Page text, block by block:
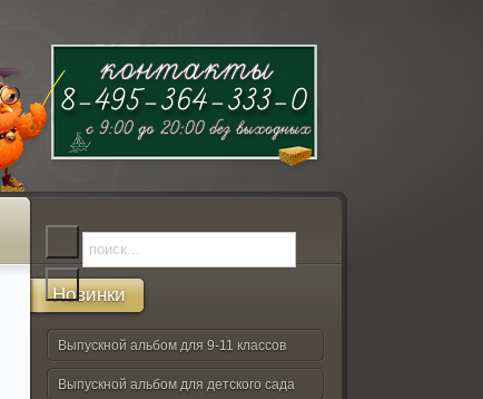
Новинки
Выпускной альбом для 9-11 классов
Выпускной альбом для детского сада